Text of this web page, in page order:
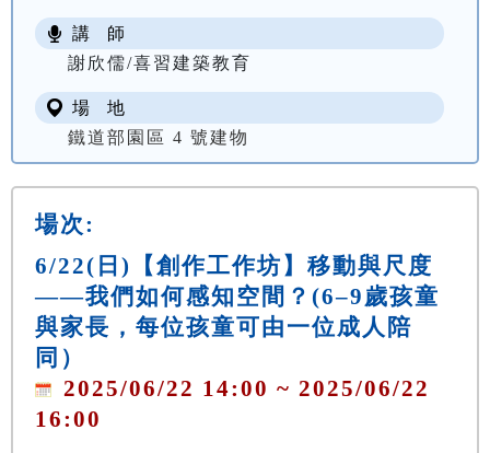
講 師
謝欣儒/喜習建築教育
場 地
鐵道部園區 4 號建物
場次:
6/22(日)【創作工作坊】移動與尺度
——我們如何感知空間？(6–9歲孩童
與家長，每位孩童可由一位成人陪
同）
2025/06/22 14:00 ~ 2025/06/22
16:00